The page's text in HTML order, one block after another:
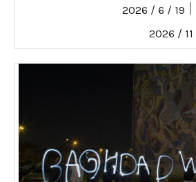
19 / 6 / 2026